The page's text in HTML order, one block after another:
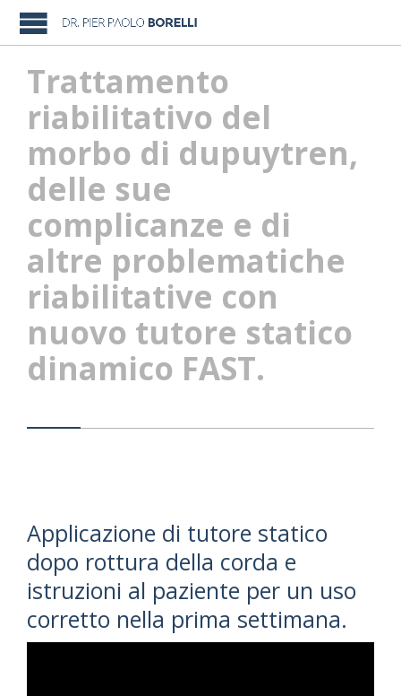
Trattamento
riabilitativo del
morbo di dupuytren,
delle sue
complicanze e di
altre problematiche
riabilitative con
nuovo tutore statico
dinamico FAST.
Applicazione di tutore statico
dopo rottura della corda e
istruzioni al paziente per un uso
corretto nella prima settimana.